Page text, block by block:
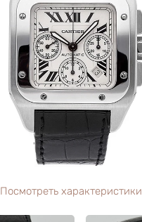
Посмотреть характеристики